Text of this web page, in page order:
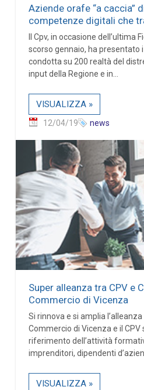
Aziende orafe “a caccia”
competenze digitali che
Il Cpv, in occasione dell’ultima
scorso gennaio, ha presentato
condotta su 200 realtà del
input della Regione e in...
VISUALIZZA »
12/04/19 news
Super alleanza tra CPV e
Commercio di Vicenza
Si rinnova e si amplia
Commercio di Vicenza e il
riferimento dell’attività
imprenditori, dipendenti
VISUALIZZA »